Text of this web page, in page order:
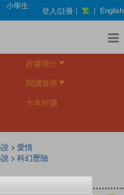
小學生
登入/註冊 | 繁 | English
好書推介
閱讀服務
十本好讀
> 愛情
> 科幻歷險